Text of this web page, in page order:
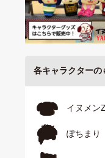
各キャラクターの
イヌメンZ
ぽちまり